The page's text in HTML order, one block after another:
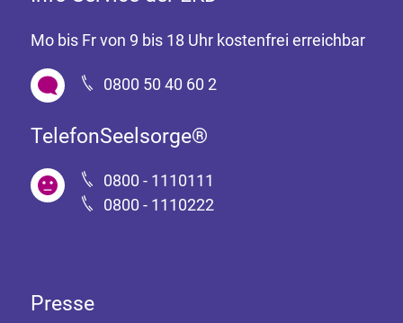
Mo bis Fr von 9 bis 18 Uhr kostenfrei erreichbar
0800 50 40 60 2
TelefonSeelsorge®
0800 - 1110111
0800 - 1110222
Presse